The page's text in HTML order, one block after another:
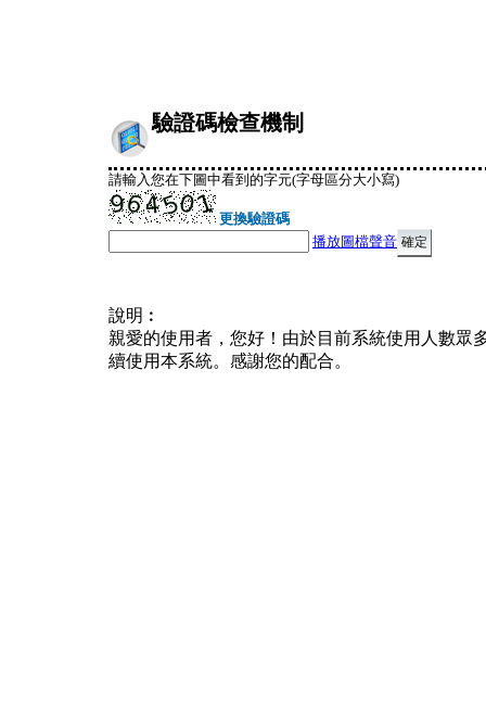
驗證碼檢查機制
請輸入您在下圖中看到的字元(字母區分大小寫)
更換驗證碼
播放圖檔聲音
說明︰
親愛的使用者，您好！由於目前系統使用人數眾
續使用本系統。感謝您的配合。